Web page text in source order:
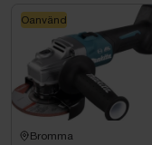
Bromma
Oanvänd